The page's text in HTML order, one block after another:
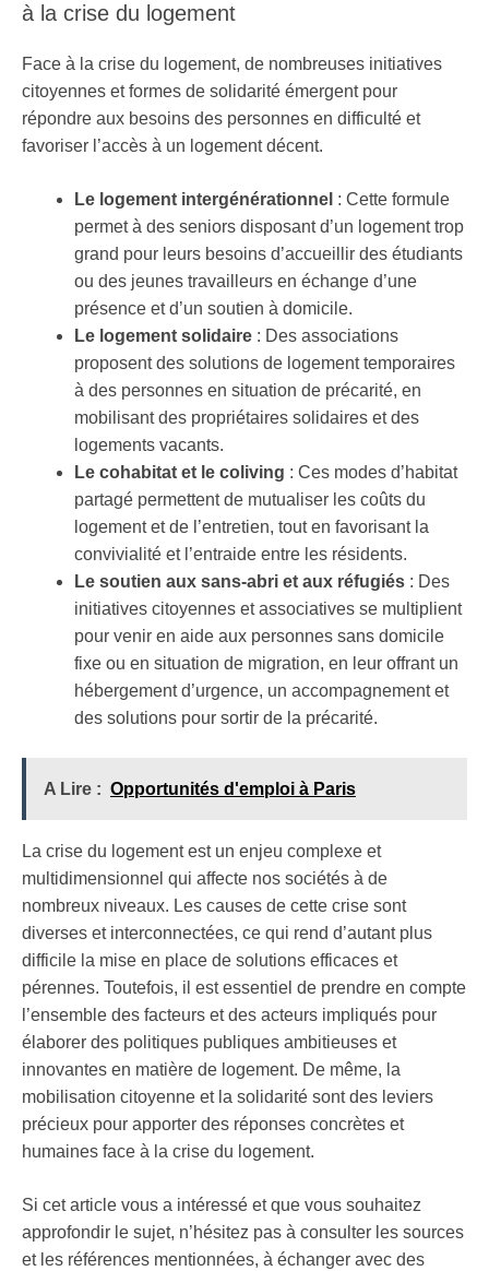
à la crise du logement
Face à la crise du logement, de nombreuses initiatives
citoyennes et formes de solidarité émergent pour
répondre aux besoins des personnes en difficulté et
favoriser l’accès à un logement décent.
Le logement intergénérationnel : Cette formule
permet à des seniors disposant d’un logement trop
grand pour leurs besoins d’accueillir des étudiants
ou des jeunes travailleurs en échange d’une
présence et d’un soutien à domicile.
Le logement solidaire : Des associations
proposent des solutions de logement temporaires
à des personnes en situation de précarité, en
mobilisant des propriétaires solidaires et des
logements vacants.
Le cohabitat et le coliving : Ces modes d’habitat
partagé permettent de mutualiser les coûts du
logement et de l’entretien, tout en favorisant la
convivialité et l’entraide entre les résidents.
Le soutien aux sans-abri et aux réfugiés : Des
initiatives citoyennes et associatives se multiplient
pour venir en aide aux personnes sans domicile
fixe ou en situation de migration, en leur offrant un
hébergement d’urgence, un accompagnement et
des solutions pour sortir de la précarité.
A Lire : Opportunités d'emploi à Paris
La crise du logement est un enjeu complexe et
multidimensionnel qui affecte nos sociétés à de
nombreux niveaux. Les causes de cette crise sont
diverses et interconnectées, ce qui rend d’autant plus
difficile la mise en place de solutions efficaces et
pérennes. Toutefois, il est essentiel de prendre en compte
l’ensemble des facteurs et des acteurs impliqués pour
élaborer des politiques publiques ambitieuses et
innovantes en matière de logement. De même, la
mobilisation citoyenne et la solidarité sont des leviers
précieux pour apporter des réponses concrètes et
humaines face à la crise du logement.
Si cet article vous a intéressé et que vous souhaitez
approfondir le sujet, n’hésitez pas à consulter les sources
et les références mentionnées, à échanger avec des